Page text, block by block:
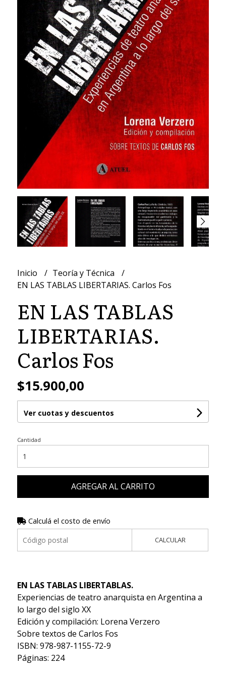
Inicio
Teoría y Técnica
EN LAS TABLAS LIBERTARIAS. Carlos Fos
EN LAS TABLAS
LIBERTARIAS.
Carlos Fos
$15.900,00
Ver cuotas y descuentos
Cantidad
AGREGAR AL CARRITO
Calculá el costo de envío
CALCULAR
EN LAS TABLAS LIBERTABLAS.
Experiencias de teatro anarquista en Argentina a
lo largo del siglo XX
Edición y compilación: Lorena Verzero
Sobre textos de Carlos Fos
ISBN: 978-987-1155-72-9
Páginas: 224